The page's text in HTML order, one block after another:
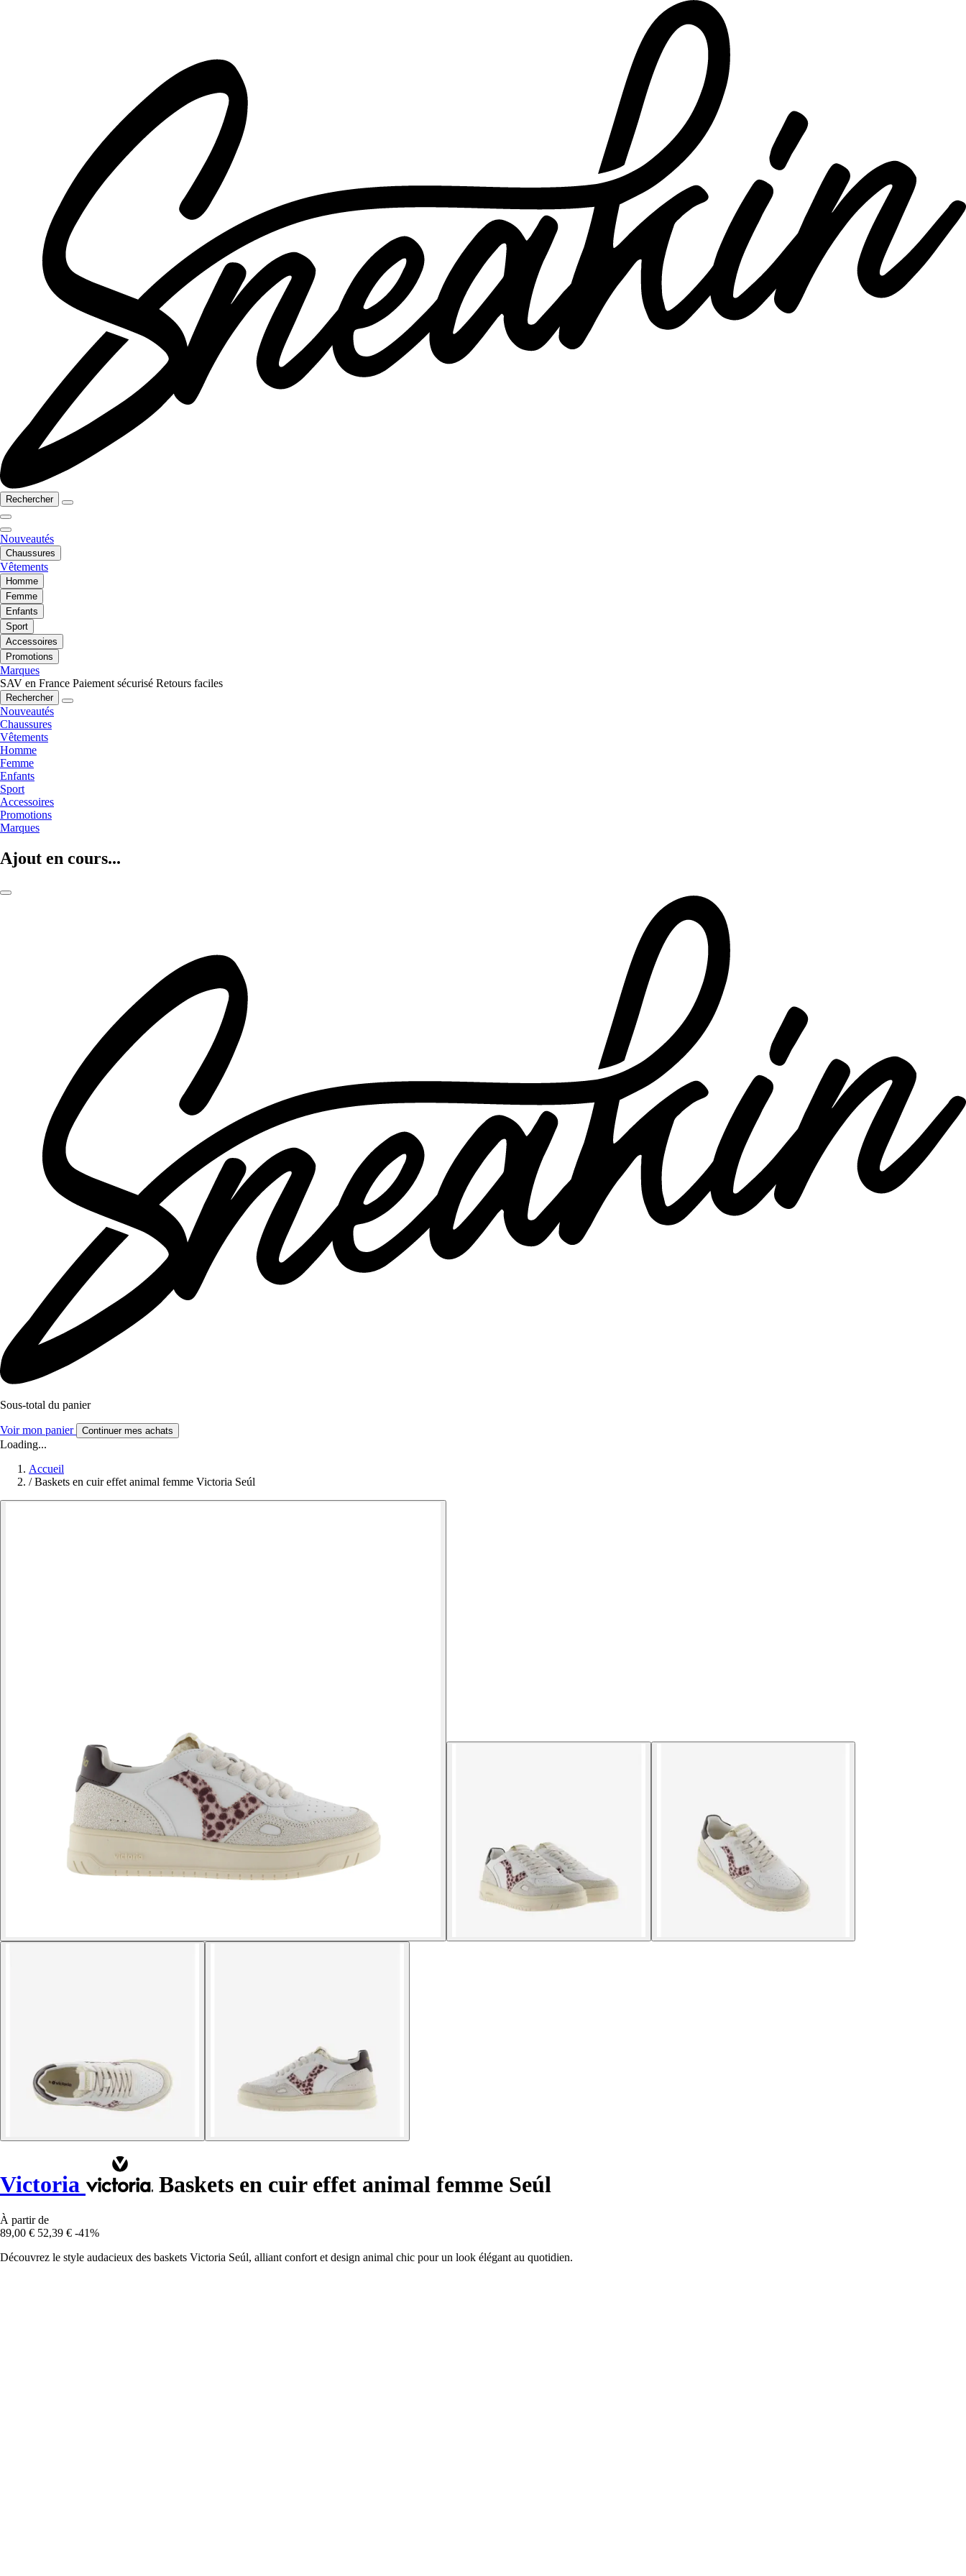
Rechercher
Nouveautés
Chaussures
Vêtements
Homme
Femme
Enfants
Sport
Accessoires
Promotions
Marques
SAV en France Paiement sécurisé Retours faciles
Rechercher
Nouveautés
Chaussures
Vêtements
Homme
Femme
Enfants
Sport
Accessoires
Promotions
Marques
Ajout en cours...
Sous-total du panier
Voir mon panier Continuer mes achats
Loading...
Accueil
/ Baskets en cuir effet animal femme Victoria Seúl
Victoria Baskets en cuir effet animal femme Seúl
À partir de
89,00 € 52,39 € -41%
Découvrez le style audacieux des baskets Victoria Seúl, alliant confort et design animal chic pour un look élégant au quotidien.